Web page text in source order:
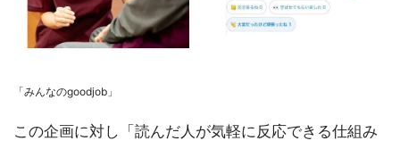
「みんなのgoodjob」
この企画に対し「読んだ人が気軽に反応できる仕組み